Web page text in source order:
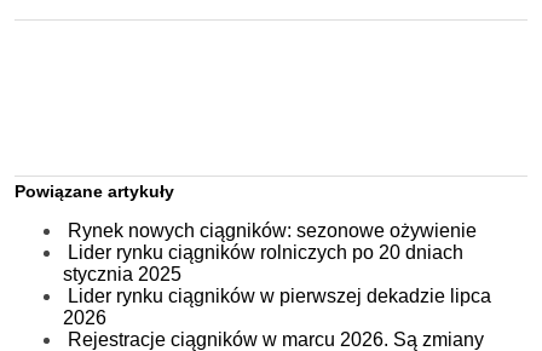
Powiązane artykuły
Rynek nowych ciągników: sezonowe ożywienie
Lider rynku ciągników rolniczych po 20 dniach
stycznia 2025
Lider rynku ciągników w pierwszej dekadzie lipca
2026
Rejestracje ciągników w marcu 2026. Są zmiany